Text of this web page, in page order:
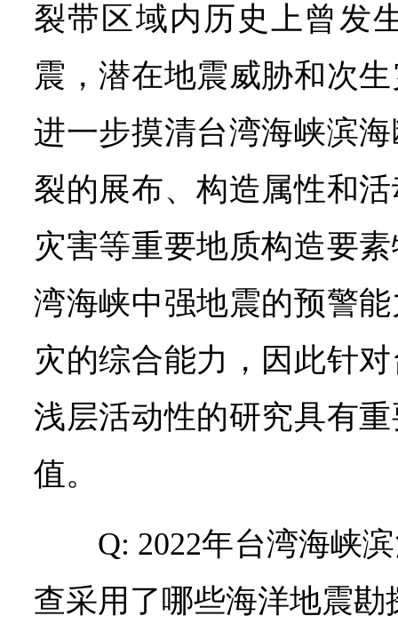
裂带区域内历史上曾发
震，潜在地震威胁和次
进一步摸清台湾海峡滨
裂的展布、构造属性和
灾害等重要地质构造要
湾海峡中强地震的预警
灾的综合能力，因此针
浅层活动性的研究具有
值。
Q: 2022年台湾海峡
查采用了哪些海洋地震勘